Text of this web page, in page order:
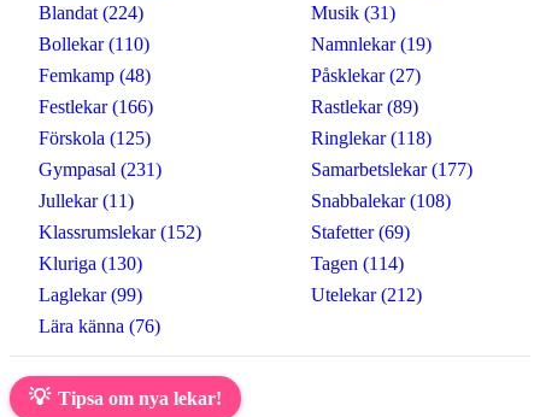
Blandat (224)
Bollekar (110)
Femkamp (48)
Festlekar (166)
Förskola (125)
Gympasal (231)
Jullekar (11)
Klassrumslekar (152)
Kluriga (130)
Laglekar (99)
Lära känna (76)
Musik (31)
Namnlekar (19)
Påsklekar (27)
Rastlekar (89)
Ringlekar (118)
Samarbetslekar (177)
Snabbalekar (108)
Stafetter (69)
Tagen (114)
Utelekar (212)
💡 Tipsa om nya lekar!